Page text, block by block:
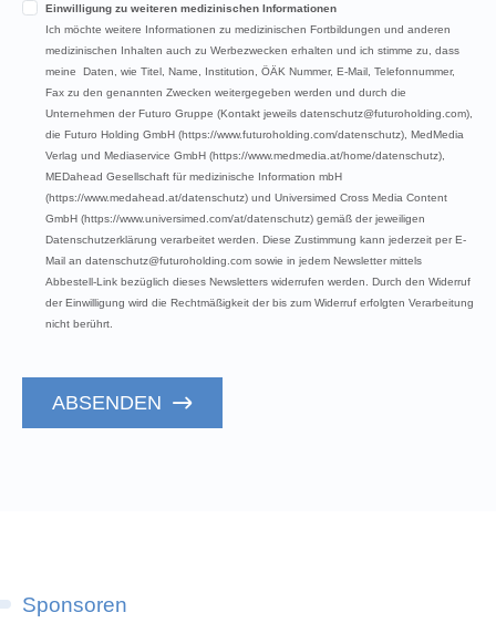
Einwilligung zu weiteren medizinischen Informationen
Ich möchte weitere Informationen zu medizinischen Fortbildungen und anderen
medizinischen Inhalten auch zu Werbezwecken erhalten und ich stimme zu, dass
meine Daten, wie Titel, Name, Institution, ÖÄK Nummer, E-Mail, Telefonnummer,
Fax zu den genannten Zwecken weitergegeben werden und durch die
Unternehmen der Futuro Gruppe (Kontakt jeweils datenschutz@futuroholding.com),
die Futuro Holding GmbH (https://www.futuroholding.com/datenschutz), MedMedia
Verlag und Mediaservice GmbH (https://www.medmedia.at/home/datenschutz),
MEDahead Gesellschaft für medizinische Information mbH
(https://www.medahead.at/datenschutz) und Universimed Cross Media Content
GmbH (https://www.universimed.com/at/datenschutz) gemäß der jeweiligen
Datenschutzerklärung verarbeitet werden. Diese Zustimmung kann jederzeit per E-
Mail an datenschutz@futuroholding.com sowie in jedem Newsletter mittels
Abbestell-Link bezüglich dieses Newsletters widerrufen werden. Durch den Widerruf
der Einwilligung wird die Rechtmäßigkeit der bis zum Widerruf erfolgten Verarbeitung
nicht berührt.
ABSENDEN
Sponsoren